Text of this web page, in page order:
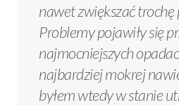
nawet zwiększać trochę
Problemy pojawiły się
najmocniejszych
najbardziej mokrej
byłem wtedy w stanie